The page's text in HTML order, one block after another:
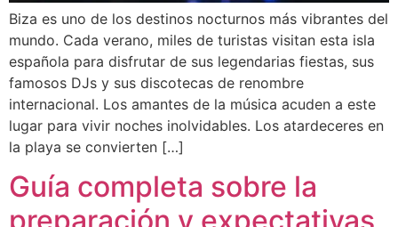
Biza es uno de los destinos nocturnos más vibrantes del
mundo. Cada verano, miles de turistas visitan esta isla
española para disfrutar de sus legendarias fiestas, sus
famosos DJs y sus discotecas de renombre
internacional. Los amantes de la música acuden a este
lugar para vivir noches inolvidables. Los atardeceres en
la playa se convierten […]
Guía completa sobre la